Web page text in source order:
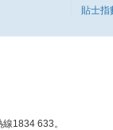
貼士指
1834 633。